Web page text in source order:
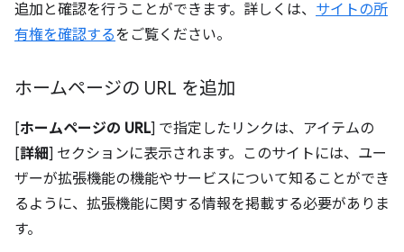
追加と確認を行うことができます。詳しくは、 サイトの所
有権を確認するをご覧ください。
ホームページの URL を追加
[ホームページの URL] で指定したリンクは、アイテムの
[詳細] セクションに表示されます。このサイトには、ユー
ザーが拡張機能の機能やサービスについて知ることができ
るように、拡張機能に関する情報を掲載する必要がありま
す。